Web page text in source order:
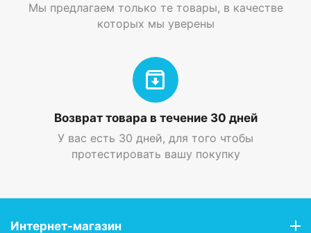
Мы предлагаем только те товары, в качестве
которых мы уверены
Возврат товара в течение 30 дней
У вас есть 30 дней, для того чтобы
протестировать вашу покупку
Интернет-магазин